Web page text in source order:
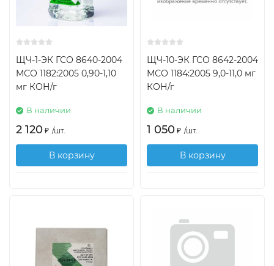
ЩЧ-1-ЭК ГСО 8640-2004
МСО 1182:2005 0,90-1,10
мг КОН/г
В наличии
2 120 ₽ /шт.
В корзину
ЩЧ-10-ЭК ГСО 8642-2004
МСО 1184:2005 9,0-11,0 мг
КОН/г
В наличии
1 050 ₽ /шт.
В корзину